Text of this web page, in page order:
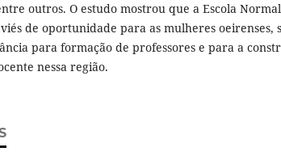
outros. O estudo mostrou que a Escola
de oportunidade para as mulheres oeirenses,
para formação de professores e para a
nessa região.